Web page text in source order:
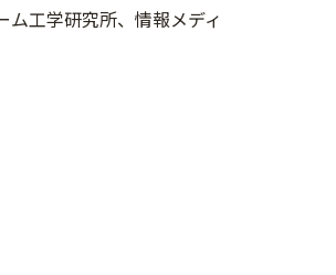
工学研究所、情報メディ